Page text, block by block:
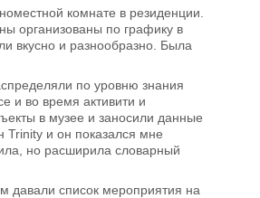
комнате в резиденции.
организованы по графику в
вкусно и разнообразно. Была
по уровню знания
и во время активити и
в музее и заносили данные
Trinity и он показался мне
но расширила словарный
давали список мероприятия на